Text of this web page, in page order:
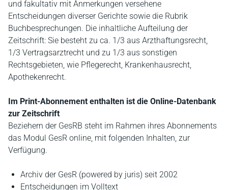
und fakultativ mit Anmerkungen versehene
Entscheidungen diverser Gerichte sowie die Rubrik
Buchbesprechungen. Die inhaltliche Aufteilung der
Zeitschrift: Sie besteht zu ca. 1/3 aus Arzthaftungsrecht,
1/3 Vertragsarztrecht und zu 1/3 aus sonstigen
Rechtsgebieten, wie Pflegerecht, Krankenhausrecht,
Apothekenrecht.
Im Print-Abonnement enthalten ist die Online-Datenbank
zur Zeitschrift
Beziehern der GesRB steht im Rahmen ihres Abonnements
das Modul GesR online, mit folgenden Inhalten, zur
Verfügung.
Archiv der GesR (powered by juris) seit 2002
Entscheidungen im Volltext